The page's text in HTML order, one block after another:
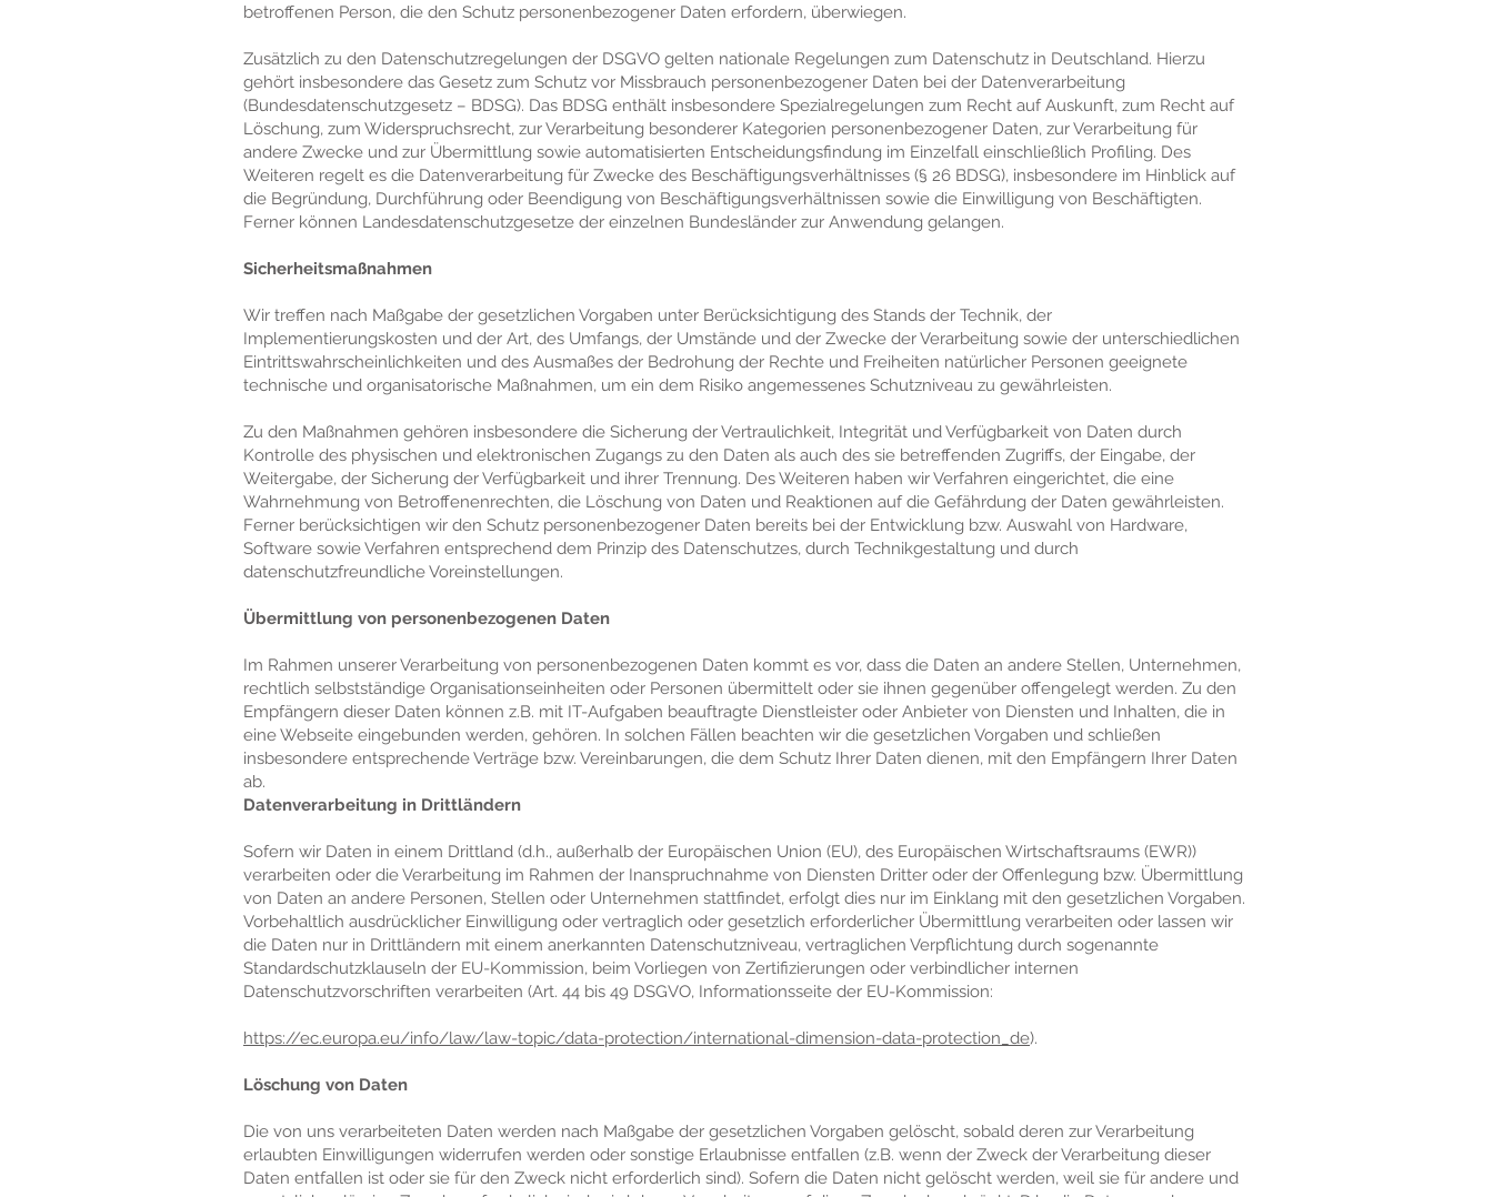
betroffenen Person, die den Schutz personenbezogener Daten erfordern, überwiegen.
Zusätzlich zu den Datenschutzregelungen der DSGVO gelten nationale Regelungen zum Datenschutz in Deutschland. Hierzu
gehört insbesondere das Gesetz zum Schutz vor Missbrauch personenbezogener Daten bei der Datenverarbeitung
(Bundesdatenschutzgesetz – BDSG). Das BDSG enthält insbesondere Spezialregelungen zum Recht auf Auskunft, zum Recht auf
Löschung, zum Widerspruchsrecht, zur Verarbeitung besonderer Kategorien personenbezogener Daten, zur Verarbeitung für
andere Zwecke und zur Übermittlung sowie automatisierten Entscheidungsfindung im Einzelfall einschließlich Profiling. Des
Weiteren regelt es die Datenverarbeitung für Zwecke des Beschäftigungsverhältnisses (§ 26 BDSG), insbesondere im Hinblick auf
die Begründung, Durchführung oder Beendigung von Beschäftigungsverhältnissen sowie die Einwilligung von Beschäftigten.
Ferner können Landesdatenschutzgesetze der einzelnen Bundesländer zur Anwendung gelangen.
Sicherheitsmaßnahmen
Wir treffen nach Maßgabe der gesetzlichen Vorgaben unter Berücksichtigung des Stands der Technik, der
Implementierungskosten und der Art, des Umfangs, der Umstände und der Zwecke der Verarbeitung sowie der unterschiedlichen
Eintrittswahrscheinlichkeiten und des Ausmaßes der Bedrohung der Rechte und Freiheiten natürlicher Personen geeignete
technische und organisatorische Maßnahmen, um ein dem Risiko angemessenes Schutzniveau zu gewährleisten.
Zu den Maßnahmen gehören insbesondere die Sicherung der Vertraulichkeit, Integrität und Verfügbarkeit von Daten durch
Kontrolle des physischen und elektronischen Zugangs zu den Daten als auch des sie betreffenden Zugriffs, der Eingabe, der
Weitergabe, der Sicherung der Verfügbarkeit und ihrer Trennung. Des Weiteren haben wir Verfahren eingerichtet, die eine
Wahrnehmung von Betroffenenrechten, die Löschung von Daten und Reaktionen auf die Gefährdung der Daten gewährleisten.
Ferner berücksichtigen wir den Schutz personenbezogener Daten bereits bei der Entwicklung bzw. Auswahl von Hardware,
Software sowie Verfahren entsprechend dem Prinzip des Datenschutzes, durch Technikgestaltung und durch
datenschutzfreundliche Voreinstellungen.
Übermittlung von personenbezogenen Daten
Im Rahmen unserer Verarbeitung von personenbezogenen Daten kommt es vor, dass die Daten an andere Stellen, Unternehmen,
rechtlich selbstständige Organisationseinheiten oder Personen übermittelt oder sie ihnen gegenüber offengelegt werden. Zu den
Empfängern dieser Daten können z.B. mit IT-Aufgaben beauftragte Dienstleister oder Anbieter von Diensten und Inhalten, die in
eine Webseite eingebunden werden, gehören. In solchen Fällen beachten wir die gesetzlichen Vorgaben und schließen
insbesondere entsprechende Verträge bzw. Vereinbarungen, die dem Schutz Ihrer Daten dienen, mit den Empfängern Ihrer Daten
ab.
Datenverarbeitung in Drittländern
Sofern wir Daten in einem Drittland (d.h., außerhalb der Europäischen Union (EU), des Europäischen Wirtschaftsraums (EWR))
verarbeiten oder die Verarbeitung im Rahmen der Inanspruchnahme von Diensten Dritter oder der Offenlegung bzw. Übermittlung
von Daten an andere Personen, Stellen oder Unternehmen stattfindet, erfolgt dies nur im Einklang mit den gesetzlichen Vorgaben.
Vorbehaltlich ausdrücklicher Einwilligung oder vertraglich oder gesetzlich erforderlicher Übermittlung verarbeiten oder lassen wir
die Daten nur in Drittländern mit einem anerkannten Datenschutzniveau, vertraglichen Verpflichtung durch sogenannte
Standardschutzklauseln der EU-Kommission, beim Vorliegen von Zertifizierungen oder verbindlicher internen
Datenschutzvorschriften verarbeiten (Art. 44 bis 49 DSGVO, Informationsseite der EU-Kommission:
https://ec.europa.eu/info/law/law-topic/data-protection/international-dimension-data-protection_de).
Löschung von Daten
Die von uns verarbeiteten Daten werden nach Maßgabe der gesetzlichen Vorgaben gelöscht, sobald deren zur Verarbeitung
erlaubten Einwilligungen widerrufen werden oder sonstige Erlaubnisse entfallen (z.B. wenn der Zweck der Verarbeitung dieser
Daten entfallen ist oder sie für den Zweck nicht erforderlich sind). Sofern die Daten nicht gelöscht werden, weil sie für andere und